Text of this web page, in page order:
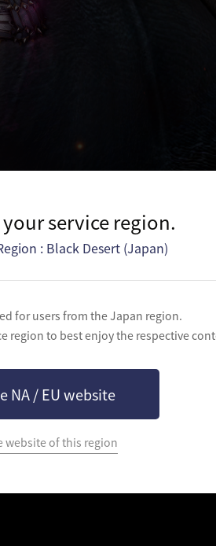
service region.
: Black Desert (Japan)
for users from the Japan region.
region to best enjoy the respective
NA / EU website
website of this region
(Trion)」を武器に戦います。
す。